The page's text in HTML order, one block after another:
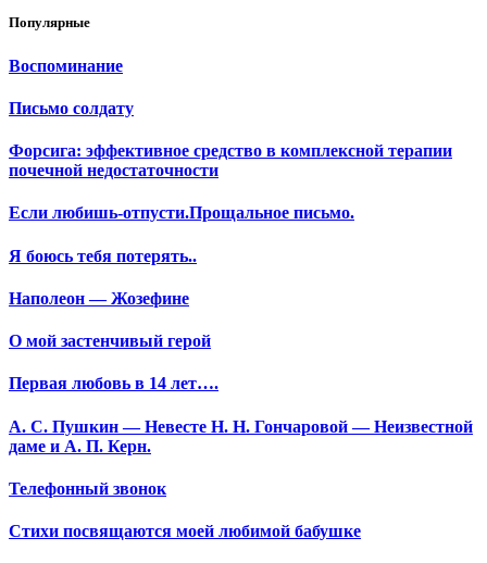
Популярные
Воспоминание
Письмо солдату
Форсига: эффективное средство в комплексной терапии
почечной недостаточности
Если любишь-отпусти.Прощальное письмо.
Я боюсь тебя потерять..
Наполеон — Жозефине
О мой застенчивый герой
Первая любовь в 14 лет….
А. С. Пушкин — Невесте Н. Н. Гончаровой — Неизвестной
даме и А. П. Керн.
Телефонный звонок
Стихи посвящаются моей любимой бабушке